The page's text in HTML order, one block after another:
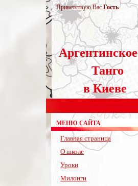
Приветствую ВасГость
Аргентинское
Танго
в Киеве
МЕНЮ САЙТА
Главная страница
О школе
Уроки
Милонги